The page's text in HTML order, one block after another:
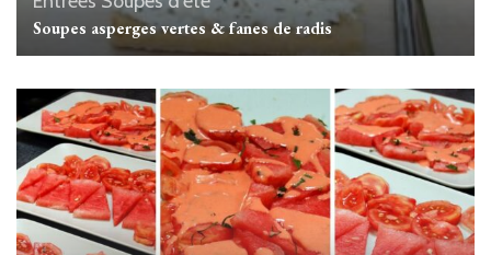
Soupes asperges vertes & fanes de radis